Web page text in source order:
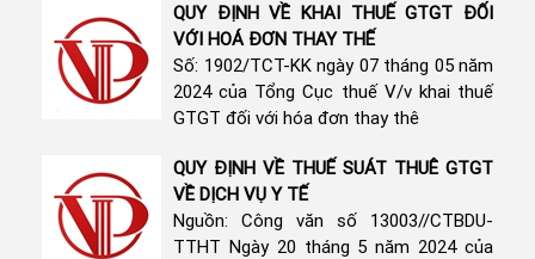
QUY ĐỊNH VỀ KHAI THUẾ GTGT ĐỐI
VỚI HOÁ ĐƠN THAY THẾ
Số: 1902/TCT-KK ngày 07 tháng 05 năm
2024 của Tổng Cục thuế V/v khai thuế
GTGT đối với hóa đơn thay thê
QUY ĐỊNH VỀ THUẾ SUÁT THUÊ GTGT
VỀ DỊCH VỤ Y TẾ
Nguồn: Công văn số 13003//CTBDU-
TTHT Ngày 20 tháng 5 năm 2024 của